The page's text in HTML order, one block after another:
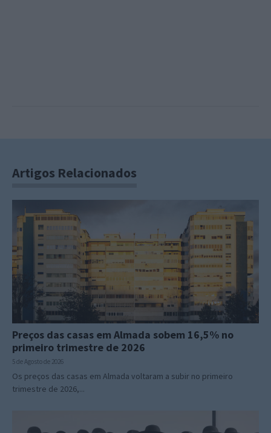
Artigos Relacionados
Preços das casas em Almada sobem 16,5% no
primeiro trimestre de 2026
5 de Agosto de 2026
Os preços das casas em Almada voltaram a subir no primeiro
trimestre de 2026,...